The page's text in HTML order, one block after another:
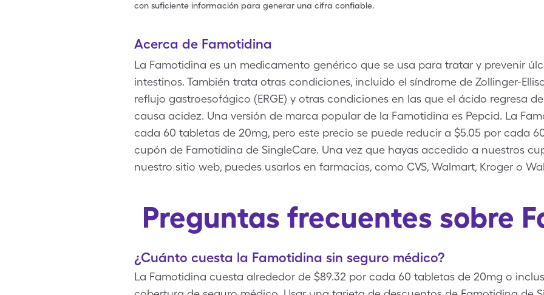
con suficiente información para generar una cifra confiable.
Acerca de Famotidina
La Famotidina es un medicamento genérico que se usa para tratar y prevenir
intestinos. También trata otras condiciones, incluido el síndrome de Zollinger-
reflujo gastroesofágico (ERGE) y otras condiciones en las que el ácido regresa
causa acidez. Una versión de marca popular de la Famotidina es Pepcid. La
cada 60 tabletas de 20mg, pero este precio se puede reducir a $5.05 por cada
cupón de Famotidina de SingleCare. Una vez que hayas accedido a nuestros
nuestro sitio web, puedes usarlos en farmacias, como CVS, Walmart, Kroger o
Preguntas frecuentes sobre
¿Cuánto cuesta la Famotidina sin seguro médico?
La Famotidina cuesta alrededor de $89.32 por cada 60 tabletas de 20mg o